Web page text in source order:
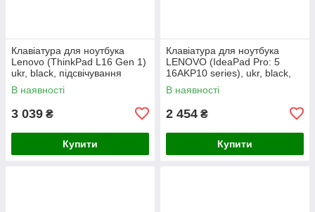
Клавіатура для ноутбука
Lenovo (ThinkPad L16 Gen 1)
ukr, black, підсвічування
клавіш (copilot)
В наявності
3 039 ₴
Купити
Клавіатура для ноутбука
LENOVO (IdeaPad Pro: 5
16AKP10 series), ukr, black,
без кадру, підсвічування
клавіш
В наявності
2 454 ₴
Купити